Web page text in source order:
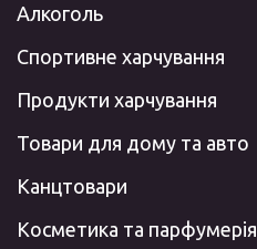
Алкоголь
Спортивне харчування
Продукти харчування
Товари для дому та авто
Канцтовари
Косметика та парфумерія